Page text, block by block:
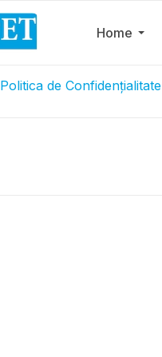
Home
Politica de Confidențialitate